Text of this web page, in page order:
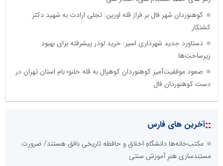
کوهنوردان شهر فال بر فراز قله اورین: تجلی ارادت به شهید دکتر
کشتکار
دستاورد جدید شهرداری اسیر: خرید لودر پیشرفته برای بهبود
زیرساخت‌ها
صعود موفقیت‌آمیز کوهنوردان کوهپال به قله خلنو؛ بام استان تهران در
دست کوهنوردان فال
::آخرین های فارس
مکتب‌خانه‌ها دانشگاهِ اخلاق و حافظه تاریخی بافق هستند/ ضرورت
مستندسازی هنرِ آموزش سنتی